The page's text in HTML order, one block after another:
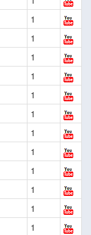
1
1
1
1
1
1
1
1
1
1
1
1